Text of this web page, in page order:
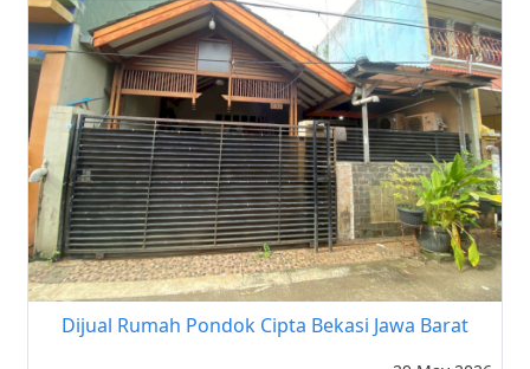
Dijual Rumah Pondok Cipta Bekasi Jawa Barat